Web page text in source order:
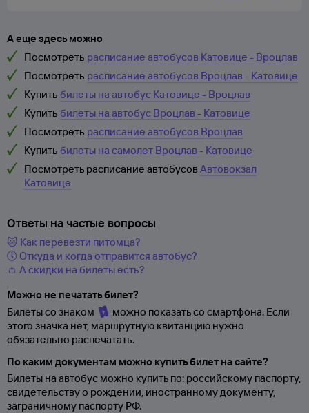
А еще здесь можно
Посмотреть расписание автобусов Катовице - Вроцлав
Посмотреть расписание автобусов Вроцлав - Катовице
Купить билеты на автобус Катовице - Вроцлав
Купить билеты на автобус Вроцлав - Катовице
Посмотреть расписание автобусов Вроцлав
Купить билеты на самолет Вроцлав - Катовице
Посмотреть расписание автобусовАвтовокзал
Катовице
Ответы на частые вопросы
🐱 Как перевезти питомца?
🕔 Откуда и когда отправится автобус?
👛 А скидки на билеты есть?
Можно не печатать билет?
Билеты со знаком
можно показать со смартфона. Если
этого значка нет, маршрутную квитанцию нужно
обязательно распечатать.
По каким документам можно купить билет на сайте?
Билеты на автобус можно купить по: российскому паспорту,
свидетельству о рождении, иностранному документу,
заграничному паспорту РФ.